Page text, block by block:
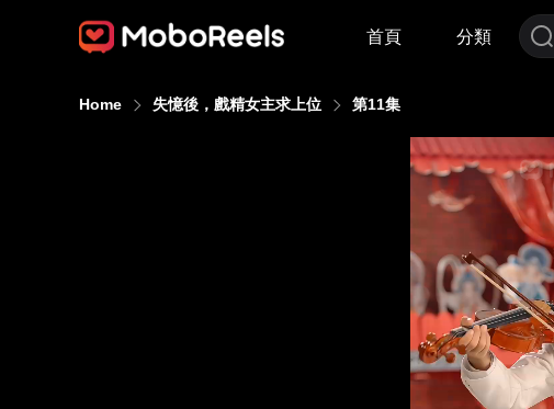
首頁 分類
Home 失憶後，戲精女主求上位 第11集